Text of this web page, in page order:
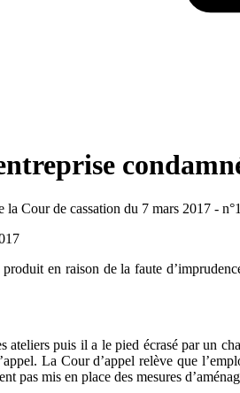
Cour de cassation du 7 mars 2017 -
en raison de la faute
ateliers puis il a le pied écrasé par un
La Cour d’appel relève que
pas mis en place des mesures